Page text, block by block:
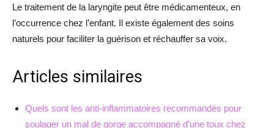
Le traitement de la laryngite peut être médicamenteux, en
l’occurrence chez l’enfant. Il existe également des soins
naturels pour faciliter la guérison et réchauffer sa voix.
Articles similaires
Quels sont les anti-inflammatoires recommandés pour
soulager un mal de gorge accompagné d’une toux chez